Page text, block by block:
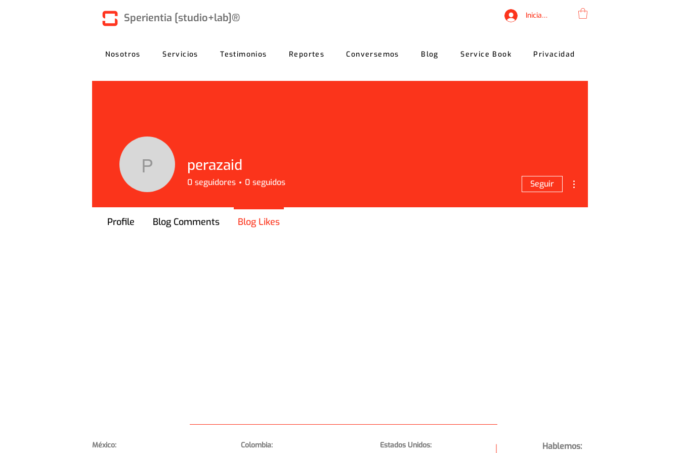
Sperientia [studio+lab]® Iniciar sesión
Nosotros Servicios Testimonios Reportes Conversemos Blog Service Book Privacidad
perazaidperazaid
0 seguidores 0 seguidos Seguir
Profile Blog Comments Blog Likes
México:
Colombia:
Estados Unidos:
Hablemos: